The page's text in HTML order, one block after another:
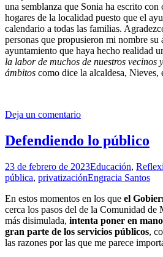
una semblanza que Sonia ha escrito con
hogares de la localidad puesto que el
calendario a todas las familias.
personas que propusieron mi nombre
ayuntamiento que haya hecho realidad
la labor de muchos de nuestros vecinos
ámbitos como dice la alcaldesa, Nieves,
Deja un comentario
Defendiendo lo público
23 de febrero de 2023Educación,
pública, privatizaciónEngracia Santos
En estos momentos en los que el
cerca los pasos del de la Comunidad de
más disimulada, intenta poner en
gran parte de los servicios públicos,
las razones por las que me parece